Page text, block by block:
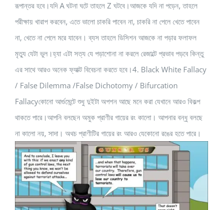
রূপান্তর হবে।যদি A ঘটনা ঘটে তাহলে Z ঘটবে।আজকে যদি না পড়েন, তাহলে
পরীক্ষায় খারাপ করবেন, এতে ভালো চাকরি পাবেন না, চাকরি না পেলে খেতে পাবেন
না, খেতে না পেলে মরে যাবেন। ব্যস তাহলে ডিসিশন আজকে না পড়ার ফলাফল
মৃত্যু যেটা ভুল।হ্যা এটা সত্য যে পড়াশোনা না করলে রেজাল্টে প্রভাব পড়বে কিন্তু
এর সাথে আরও অনেক ফ্যাক্ট বিবেচনা করতে হবে।4. Black White Fallacy
/ False Dilemma /False Dichotomy / Bifurcation
Fallacyকোনো আর্গুমেন্টে শুধু দুইটা অপশন আছে মনে করা যেখানে আরও বিকল্প
থাকতে পারে।আপনি বলছেন অমুক প্রাণীর গায়ের রং কালো। আপনার বন্ধু বলছে
না কালো নয়, সাদা। অথচ প্রাণীটির গায়ের রং আরও যেকোনো রঙের হতে পারে।